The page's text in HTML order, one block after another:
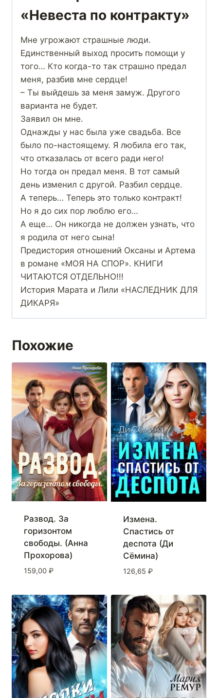
«Невеста по контракту»
Мне угрожают страшные люди.
Единственный выход просить помощи у
того… Кто когда-то так страшно предал
меня, разбив мне сердце!
– Ты выйдешь за меня замуж. Другого
варианта не будет.
Заявил он мне.
Однажды у нас была уже свадьба. Все
было по-настоящему. Я любила его так,
что отказалась от всего ради него!
Но тогда он предал меня. В тот самый
день изменил с другой. Разбил сердце.
А теперь… Теперь это только контракт!
Но я до сих пор люблю его…
А еще… Он никогда не должен узнать, что
я родила от него сына!
Предистория отношений Оксаны и Артема
в романе «МОЯ НА СПОР». КНИГИ
ЧИТАЮТСЯ ОТДЕЛЬНО!!!
История Марата и Лили «НАСЛЕДНИК ДЛЯ
ДИКАРЯ»
Похожие
Развод. За
горизонтом
свободы. (Анна
Прохорова)
159,00 ₽
Измена.
Спастись от
деспота (Ди
Сёмина)
126,65 ₽